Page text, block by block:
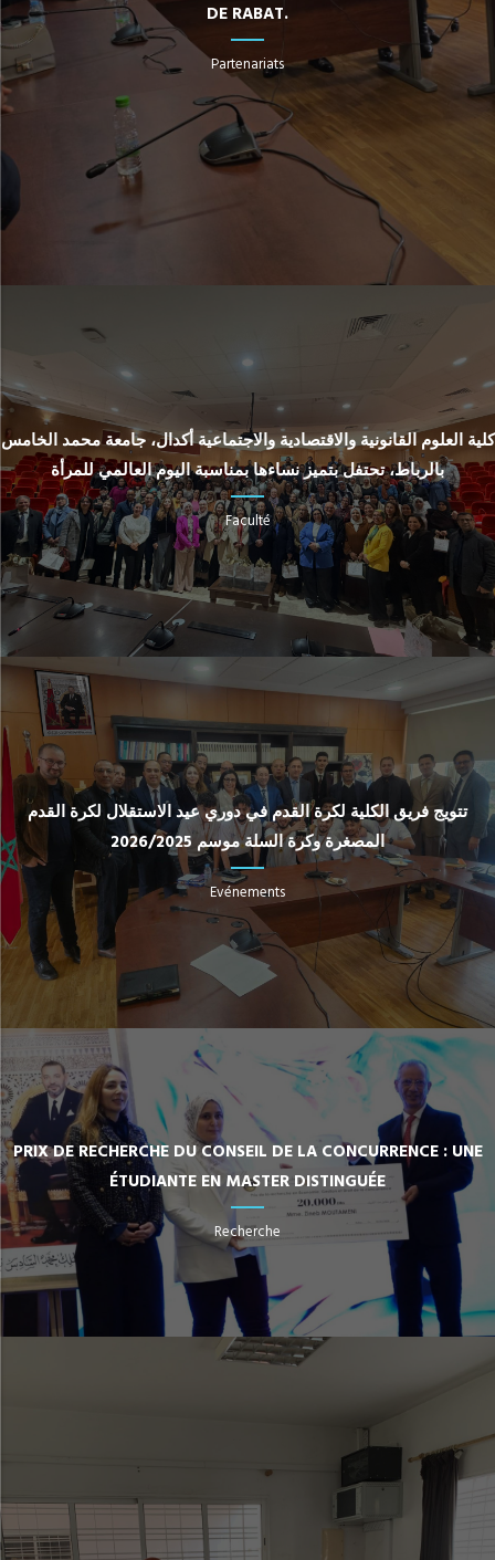
DE RABAT.
Partenariats
كلية العلوم القانونية والاقتصادية والاجتماعية أكدال، جامعة محمد الخامس
بالرباط، تحتفل بتميز نساءها بمناسبة اليوم العالمي للمرأة
Faculté
تتويج فريق الكلية لكرة القدم في دوري عيد الاستقلال لكرة القدم
المصغرة وكرة السلة موسم 2026/2025
Evénements
PRIX DE RECHERCHE DU CONSEIL DE LA CONCURRENCE : UNE
ÉTUDIANTE EN MASTER DISTINGUÉE
Recherche